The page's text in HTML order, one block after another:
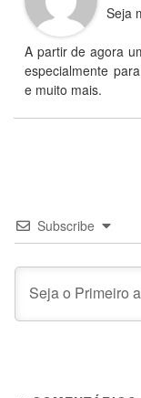
Seja
A partir de agora
especialmente
e muito mais.
Subscribe